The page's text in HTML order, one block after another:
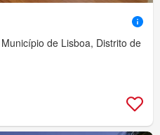
de Lisboa, Distrito de